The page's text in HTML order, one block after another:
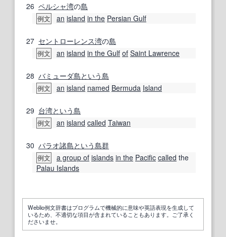
26 ペルシャ湾の島
例文 an island in the Persian Gulf
27 セントローレンス湾の島
例文 an island in the Gulf of Saint Lawrence
28 バミューダ島という島
例文 an island named Bermuda Island
29 台湾という島
例文 an island called Taiwan
30 パラオ諸島という島群
例文 a group of islands in the Pacific called the
Palau Islands
Weblio例文辞書はプログラムで機械的に意味や英語表現を生成して
いるため、不適切な項目が含まれていることもあります。ご了承く
ださいませ。